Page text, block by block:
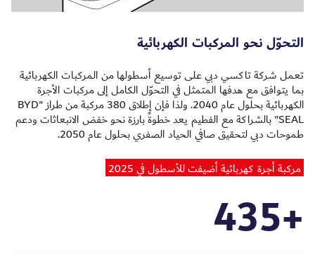
التحوّل نحو المركبات الكهربائية
تعمل شركة تاكسي دبي على توسيع أسطولها من المركبات الكهربائية
بما يتوافق مع هدفها المتمثل في التحوّل الكامل إلى مركبات الأجرة
الكهربائية بحلول عام 2040. ولذا فإن إطلاق 380 مركبة من طراز "BYD
SEAL" بالشراكة مع الفطيم يعد خطوةً بارزة نحو خفض الانبعاثات ودعم
طموحات دبي لتحقيق صافي الحياد الصفري بحلول عام 2050.
مركبة أجرة كهربائية أضيفت للأسطول في 2025
+
435